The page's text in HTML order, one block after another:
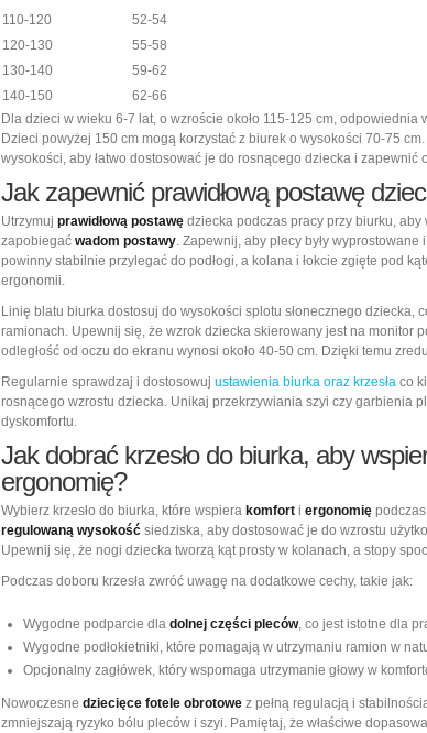
110-120
52-54
120-130
55-58
130-140
59-62
140-150
62-66
Dla dzieci w wieku 6-7 lat, o wzroście około 115-125 cm, odpowiednia
Dzieci powyżej 150 cm mogą korzystać z biurek o wysokości 70-75
wysokości, aby łatwo dostosować je do rosnącego dziecka i zapewnić
Jak zapewnić prawidłową postawę
Utrzymuj prawidłową postawę dziecka podczas pracy przy biurku, aby
zapobiegać wadom postawy. Zapewnij, aby plecy były wyprostowane
powinny stabilnie przylegać do podłogi, a kolana i łokcie zgięte pod
ergonomii.
Linię blatu biurka dostosuj do wysokości splotu słonecznego dziecka,
ramionach. Upewnij się, że wzrok dziecka skierowany jest na monitor
odległość od oczu do ekranu wynosi około 40-50 cm. Dzięki temu
Regularnie sprawdzaj i dostosowuj ustawienia biurka oraz krzesła co
rosnącego wzrostu dziecka. Unikaj przekrzywiania szyi czy garbienia
dyskomfortu.
Jak dobrać krzesło do biurka, aby
ergonomię?
Wybierz krzesło do biurka, które wspiera komfort i ergonomię
regulowaną wysokość siedziska, aby dostosować je do wzrostu
Upewnij się, że nogi dziecka tworzą kąt prosty w kolanach, a stopy
Podczas doboru krzesła zwróć uwagę na dodatkowe cechy, takie jak:
Wygodne podparcie dla dolnej części pleców, co jest istotne dla
Wygodne podłokietniki, które pomagają w utrzymaniu ramion w
Opcjonalny zagłówek, który wspomaga utrzymanie głowy w
Nowoczesne dziecięce fotele obrotowe z pełną regulacją i
zmniejszają ryzyko bólu pleców i szyi. Pamiętaj, że właściwe